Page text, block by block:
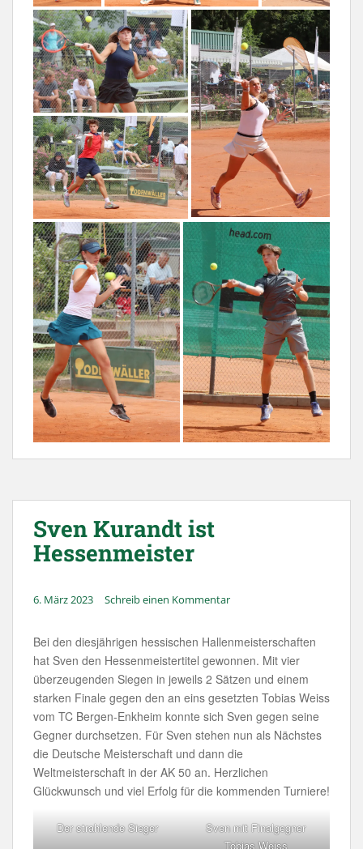
Sven Kurandt ist
Hessenmeister
6. März 2023 Schreib einen Kommentar
Bei den diesjährigen hessischen Hallenmeisterschaften
hat Sven den Hessenmeistertitel gewonnen. Mit vier
überzeugenden Siegen in jeweils 2 Sätzen und einem
starken Finale gegen den an eins gesetzten Tobias Weiss
vom TC Bergen-Enkheim konnte sich Sven gegen seine
Gegner durchsetzen. Für Sven stehen nun als Nächstes
die Deutsche Meisterschaft und dann die
Weltmeisterschaft in der AK 50 an. Herzlichen
Glückwunsch und viel Erfolg für die kommenden Turniere!
Der strahlende Sieger
Sven mit Finalgegner
Tobias Weiss